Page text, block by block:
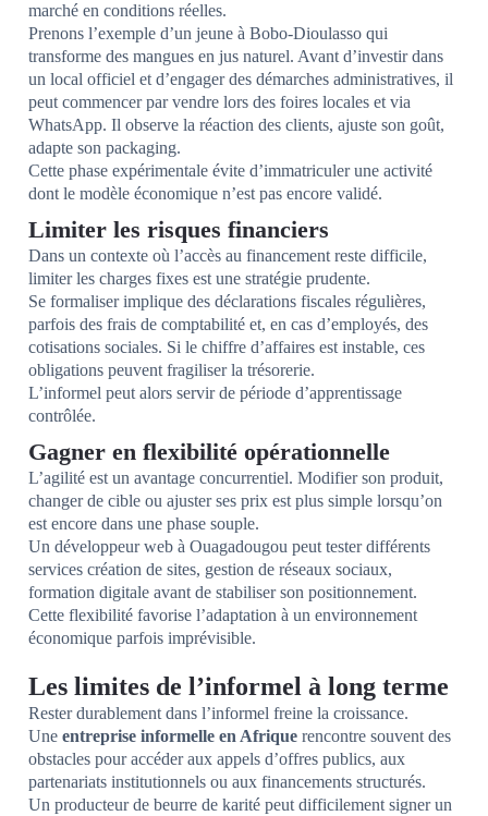
marché en conditions réelles.
Prenons l’exemple d’un jeune à Bobo-Dioulasso qui
transforme des mangues en jus naturel. Avant d’investir dans
un local officiel et d’engager des démarches administratives, il
peut commencer par vendre lors des foires locales et via
WhatsApp. Il observe la réaction des clients, ajuste son goût,
adapte son packaging.
Cette phase expérimentale évite d’immatriculer une activité
dont le modèle économique n’est pas encore validé.
Limiter les risques financiers
Dans un contexte où l’accès au financement reste difficile,
limiter les charges fixes est une stratégie prudente.
Se formaliser implique des déclarations fiscales régulières,
parfois des frais de comptabilité et, en cas d’employés, des
cotisations sociales. Si le chiffre d’affaires est instable, ces
obligations peuvent fragiliser la trésorerie.
L’informel peut alors servir de période d’apprentissage
contrôlée.
Gagner en flexibilité opérationnelle
L’agilité est un avantage concurrentiel. Modifier son produit,
changer de cible ou ajuster ses prix est plus simple lorsqu’on
est encore dans une phase souple.
Un développeur web à Ouagadougou peut tester différents
services création de sites, gestion de réseaux sociaux,
formation digitale avant de stabiliser son positionnement.
Cette flexibilité favorise l’adaptation à un environnement
économique parfois imprévisible.
Les limites de l’informel à long terme
Rester durablement dans l’informel freine la croissance.
Une entreprise informelle en Afrique rencontre souvent des
obstacles pour accéder aux appels d’offres publics, aux
partenariats institutionnels ou aux financements structurés.
Un producteur de beurre de karité peut difficilement signer un